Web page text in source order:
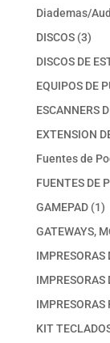
Diademas/
DISCOS 33
DISCOS DE
EQUIPOS DE
ESCANNERS
EXTENSION
Fuentes de
FUENTES DE
GAMEPAD 11
GATEWAYS,
IMPRESORAS
IMPRESORAS
IMPRESORAS
KIT